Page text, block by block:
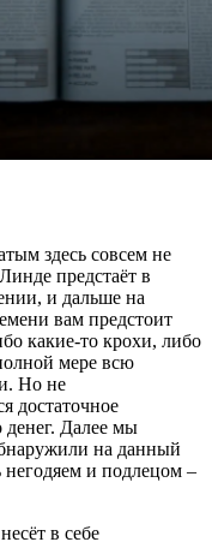
здесь совсем не
предстаёт в
и дальше на
вам предстоит
какие-то крохи, либо
мере всю
Но не
достаточное
денег. Далее мы
на данный
негодяем и подлецом –
в себе